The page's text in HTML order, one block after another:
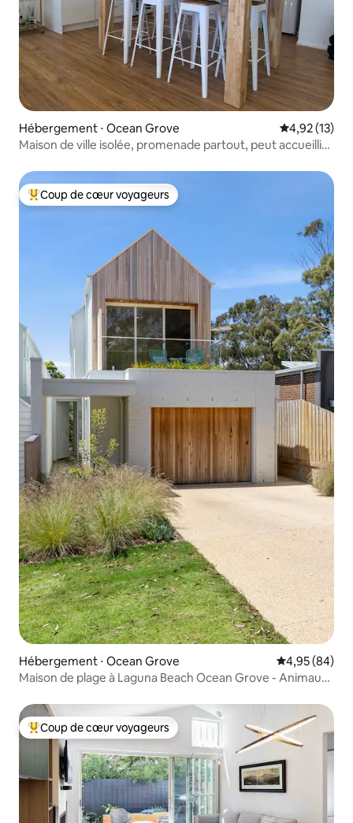
Hébergement ⋅ Ocean Grove Évaluation
4,92 (13)
Maison de ville isolée, promenade partout, peut accueillir
Coups de cœur voyageurs les plus appréciés
Coup de cœur voyageurs
Hébergement ⋅ Ocean Grove Évaluation
4,95 (84)
Maison de plage à Laguna Beach Ocean Grove - Animaux
Coups de cœur voyageurs les plus appréciés
Coup de cœur voyageurs